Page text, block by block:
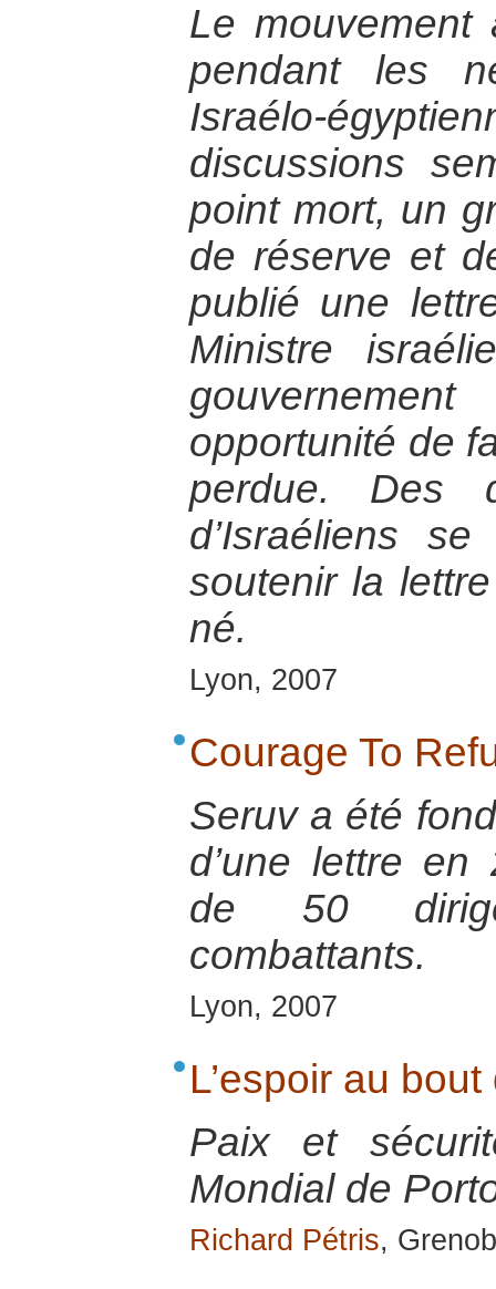
Le
pendant les
Israélo-
discussions
point mort, un
de réserve et
publié une
Ministre
opportunité de
perdue. Des
d’Israéliens
soutenir la
né.
Lyon, 2007
Courage To
Seruv a été
d’une lettre
de 50
combattants.
Lyon, 2007
L’espoir au
Paix et
Mondial de
Richard Pétris,